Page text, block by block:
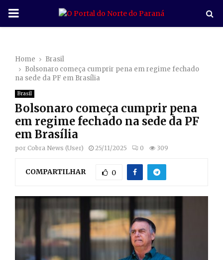
P
M
A
R
M
Home
Brasil
Bolsonaro começa cumprir pena em regime fechado
na sede da PF em Brasília
Brasil
Bolsonaro começa cumprir pena
em regime fechado na sede da PF
em Brasília
por Cobra News (User) 25/11/2025 0 309
COMPARTILHAR 0